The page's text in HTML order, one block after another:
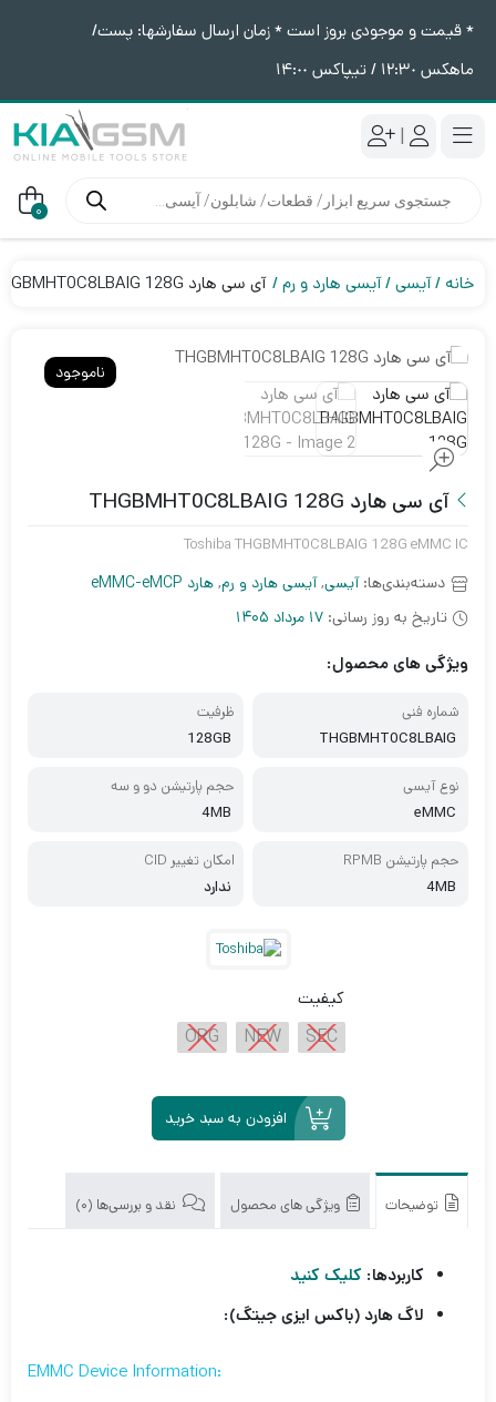
* قیمت و موجودی بروز است * زمان ارسال سفارشها: پست/
ماهکس ١٢:٣٠ / تیپاکس ١۴:٠٠
|
محصولات 0
خانه آیسی آیسی هارد و رم آی سی هارد THGBMHT0C8LBAIG 128G
ناموجود
آی سی هارد THGBMHT0C8LBAIG 128G
Toshiba THGBMHT0C8LBAIG 128G eMMC IC
دسته‌بندی‌ها:آیسی,آیسی هارد و رم, هارد eMMC-eMCP
تاریخ به روز رسانی: 17 مرداد 1405
ویژگی های محصول:
شماره فنی
THGBMHT0C8LBAIG
ظرفیت
128GB
نوع آیسی
eMMC
حجم پارتیشن دو و سه
4MB
حجم پارتیشن RPMB
4MB
امکان تغییر CID
ندارد
کیفیت
SEC
NEW
ORG
افزودن به سبد خرید
توضیحات ویژگی های محصول نقد و بررسی‌ها (0)
کاربردها: کلیک کنید
لاگ هارد (باکس ایزی جیتگ):
:EMMC Device Information